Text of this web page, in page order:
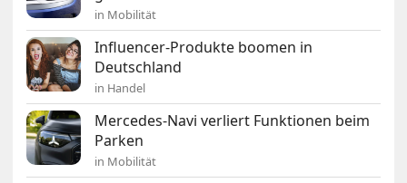
in Mobilität
Influencer-Produkte boomen in
Deutschland
in Handel
Mercedes-Navi verliert Funktionen beim
Parken
in Mobilität